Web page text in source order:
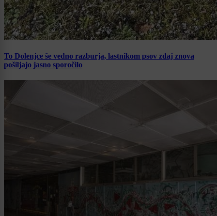
To Dolenjce še vedno razburja, lastnikom psov zdaj znova
pošiljajo jasno sporočilo